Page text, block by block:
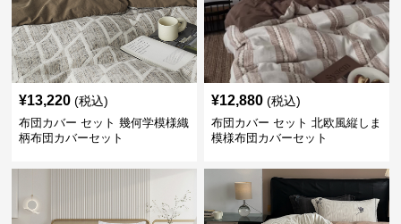
¥13,220 (税込)
布団カバー セット 幾何学模様織
柄布団カバーセット
¥12,880 (税込)
布団カバー セット 北欧風縦しま
模様布団カバーセット